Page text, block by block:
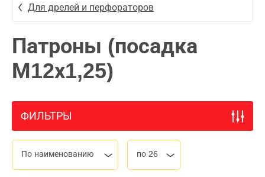
Для дрелей и перфораторов
Патроны (посадка
М12х1,25)
ФИЛЬТРЫ
По наименованию по 26